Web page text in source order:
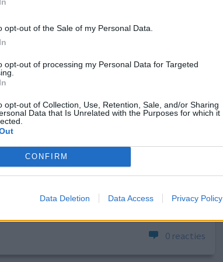
opt-out of the Sale of my Personal Data.
opt-out of processing my Personal Data for Targeted
opt-out of Collection, Use, Retention, Sale, and/or Sharing
Data that Is Unrelated with the Purposes for which it
CONFIRM
Data Deletion Data Access Privacy Policy
of appelmoes. Gebruik nu ruim 1 jaar.
doet niets aan mijn veel te hoge bloeddruk.
0 reacties
Hoeveelheid bijwerkingen
0 reacties